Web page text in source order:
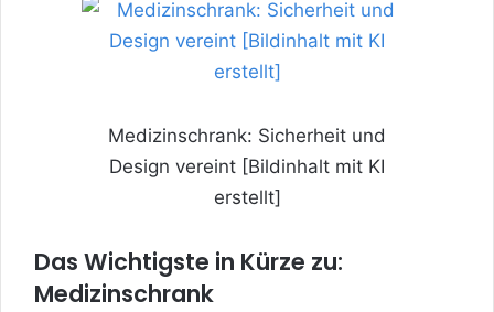
Medizinschrank: Sicherheit und
Design vereint [Bildinhalt mit KI
erstellt]
Das Wichtigste in Kürze zu:
Medizinschrank